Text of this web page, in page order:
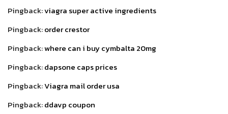
Pingback:viagra super active ingredients
Pingback:order crestor
Pingback:where can i buy cymbalta 20mg
Pingback:dapsone caps prices
Pingback:Viagra mail order usa
Pingback:ddavp coupon